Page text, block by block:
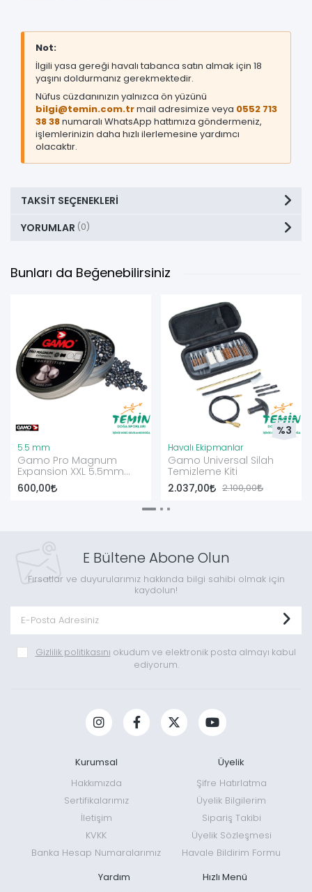
Not:
İlgili yasa gereği havalı tabanca satın almak için 18
yaşını doldurmanız gerekmektedir.
Nüfus cüzdanınızın yalnızca ön yüzünü
bilgi@temin.com.tr mail adresimize veya 0552 713
38 38 numaralı WhatsApp hattımıza göndermeniz,
işlemlerinizin daha hızlı ilerlemesine yardımcı
olacaktır.
TAKSIT SEÇENEKLERI
YORUMLAR (0)
Bunları da Beğenebilirsiniz
5.5 mm
Gamo Pro Magnum
Expansion XXL 5.5mm
Havalı Saçma
600,00
Havalı Ekipmanlar
Gamo Universal Silah
Temizleme Kiti
2.037,00
2.100,00
%3
E Bültene Abone Olun
Fırsatlar ve duyurularımız hakkında bilgi sahibi olmak için
kaydolun!
Gizlilik politikasını okudum ve elektronik posta almayı kabul
ediyorum.
Kurumsal
Hakkımızda
Sertifikalarımız
İletişim
KVKK
Banka Hesap Numaralarımız
Üyelik
Şifre Hatırlatma
Üyelik Bilgilerim
Sipariş Takibi
Üyelik Sözleşmesi
Havale Bildirim Formu
Yardım Hızlı Menü